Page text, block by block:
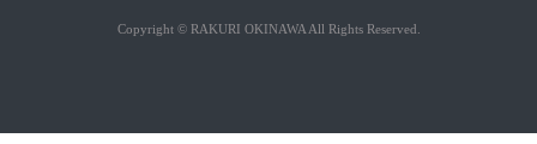
Copyright © RAKURI OKINAWA All Rights Reserved.